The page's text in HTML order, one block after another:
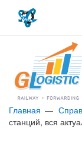
Главная
станций, вся